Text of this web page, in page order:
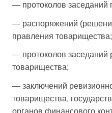
— протоколов заседаний
— распоряжений
правления товарищества;
— протоколов заседаний
товарищества;
— заключений
товарищества,
органов финансового